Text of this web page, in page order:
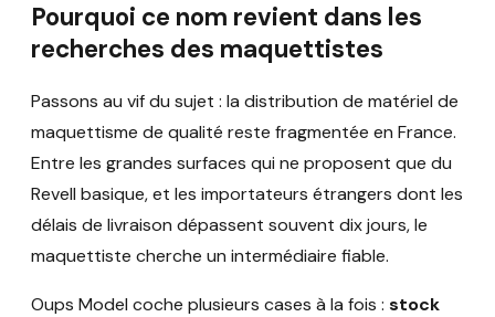
Pourquoi ce nom revient dans les
recherches des maquettistes
Passons au vif du sujet : la distribution de matériel de
maquettisme de qualité reste fragmentée en France.
Entre les grandes surfaces qui ne proposent que du
Revell basique, et les importateurs étrangers dont les
délais de livraison dépassent souvent dix jours, le
maquettiste cherche un intermédiaire fiable.
Oups Model coche plusieurs cases à la fois : stock